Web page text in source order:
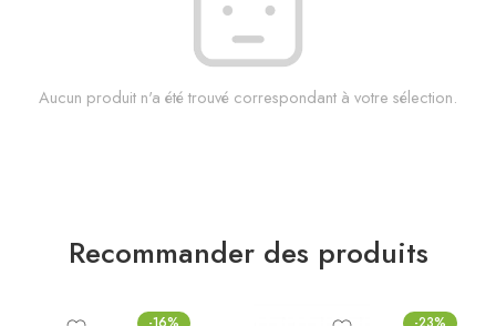
Aucun produit n'a été trouvé correspondant à votre sélection.
Recommander des produits